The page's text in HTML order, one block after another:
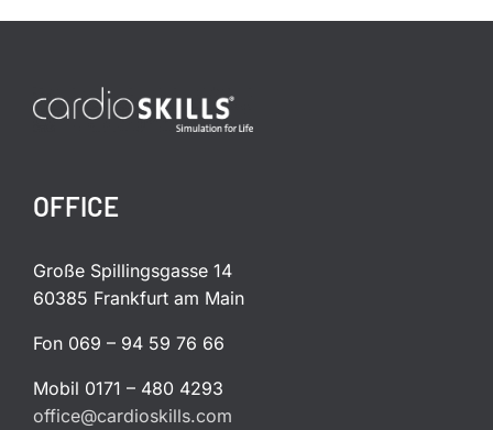
OFFICE
Große Spillingsgasse 14
60385 Frankfurt am Main
Fon 069 – 94 59 76 66
Mobil 0171 – 480 4293
office@cardioskills.com